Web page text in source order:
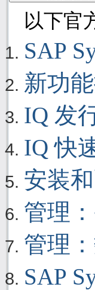
以下官
SAP
新功
IQ 发
IQ 快
安装
管理
管理
SAP